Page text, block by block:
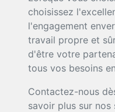
choisissez
l'engagement
travail propre et
d'être votre
tous vos besoins
Contactez-nous
savoir plus sur